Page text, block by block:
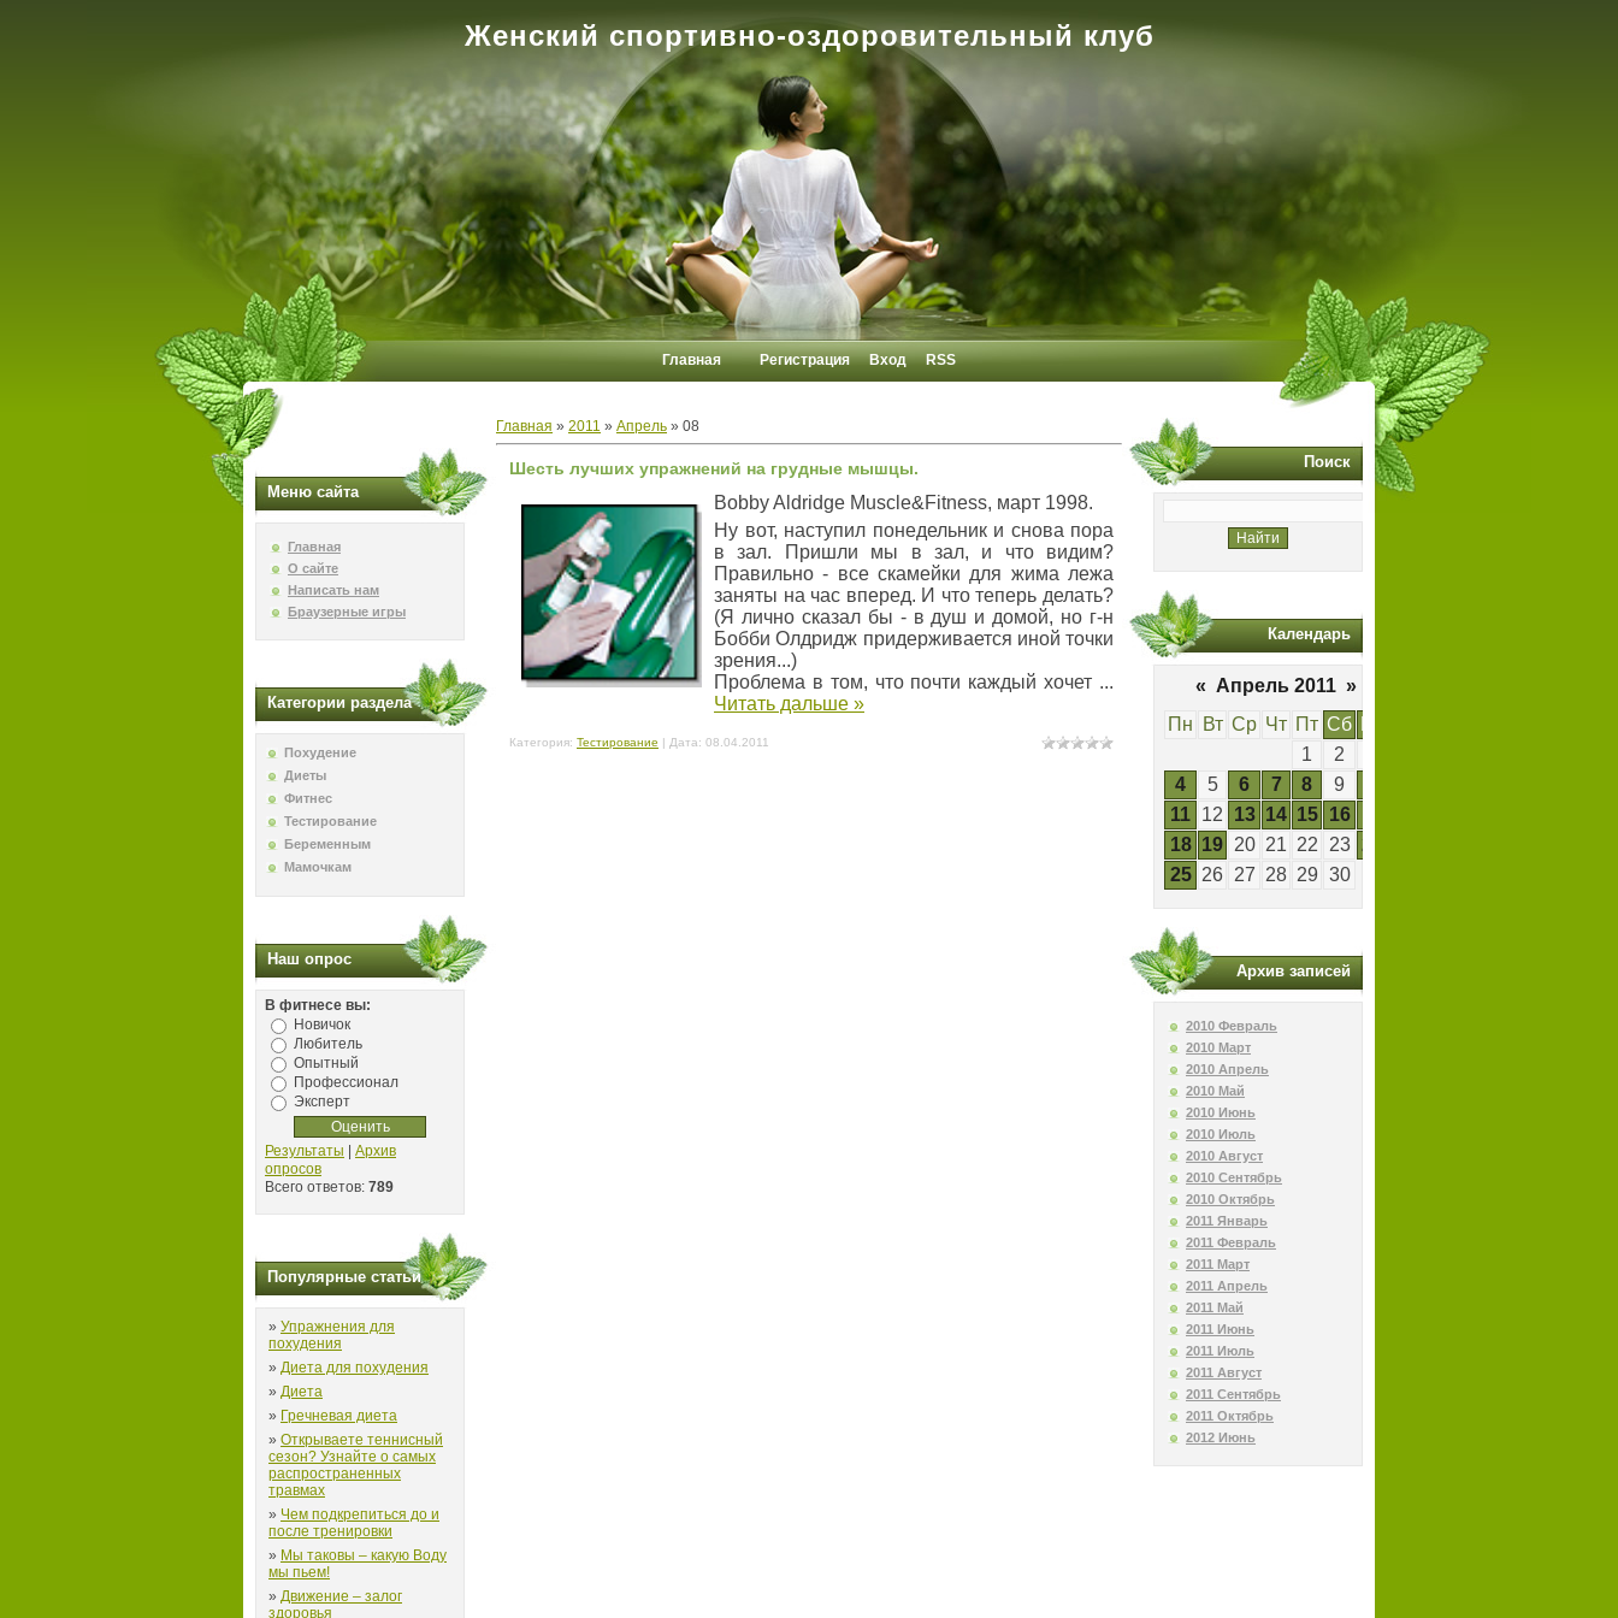
Женский спортивно-оздоровительный клуб
Главная Регистрация Вход RSS
Меню сайта
Главная
О сайте
Написать нам
Браузерные игры
Категории раздела
Похудение
Диеты
Фитнес
Тестирование
Беременным
Мамочкам
Наш опрос
В фитнесе вы:
Новичок
Любитель
Опытный
Профессионал
Эксперт
Результаты
Архив
опросов
Всего ответов: 789
Популярные статьи
» Упражнения для
похудения
» Диета для похудения
» Диета
» Гречневая диета
» Открываете теннисный
сезон? Узнайте о самых
распространенных
травмах
» Чем подкрепиться до и
после тренировки
» Мы таковы – какую Воду
мы пьем!
» Движение – залог
здоровья
Главная » 2011 » Апрель » 08
Шесть лучших упражнений на грудные мышцы.
Bobby Aldridge Muscle&Fitness, март 1998.
Ну вот, наступил понедельник и снова пора
в зал. Пришли мы в зал, и что видим?
Правильно - все скамейки для жима лежа
заняты на час вперед. И что теперь делать?
(Я лично сказал бы - в душ и домой, но г-н
Бобби Олдридж придерживается иной точки
зрения...)
Проблема в том, что почти каждый хочет ...
Читать дальше »
Категория: Тестирование | Дата: 08.04.2011
Поиск
Календарь
« Апрель 2011 »
Пн
Вт Ср Чт Пт Сб
1
2
4
5 6 7 8 9
11 12 13 14 15 16
18 19 20 21 22 23 24
25 26 27 28 29 30
Архив записей
2010 Февраль
2010 Март
2010 Апрель
2010 Май
2010 Июнь
2010 Июль
2010 Август
2010 Сентябрь
2010 Октябрь
2011 Январь
2011 Февраль
2011 Март
2011 Апрель
2011 Май
2011 Июнь
2011 Июль
2011 Август
2011 Сентябрь
2011 Октябрь
2012 Июнь